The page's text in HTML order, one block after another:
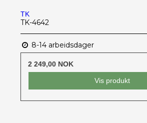
TK
TK-4642
8-14 arbeidsdager
2 249,00 NOK
Vis produkt